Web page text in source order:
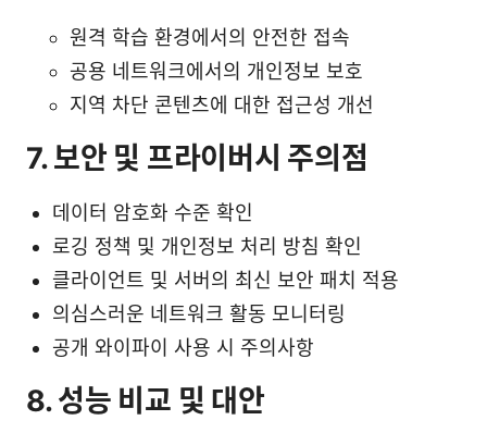
원격 학습 환경에서의 안전한 접속
공용 네트워크에서의 개인정보 보호
지역 차단 콘텐츠에 대한 접근성 개선
7. 보안 및 프라이버시 주의점
데이터 암호화 수준 확인
로깅 정책 및 개인정보 처리 방침 확인
클라이언트 및 서버의 최신 보안 패치 적용
의심스러운 네트워크 활동 모니터링
공개 와이파이 사용 시 주의사항
8. 성능 비교 및 대안